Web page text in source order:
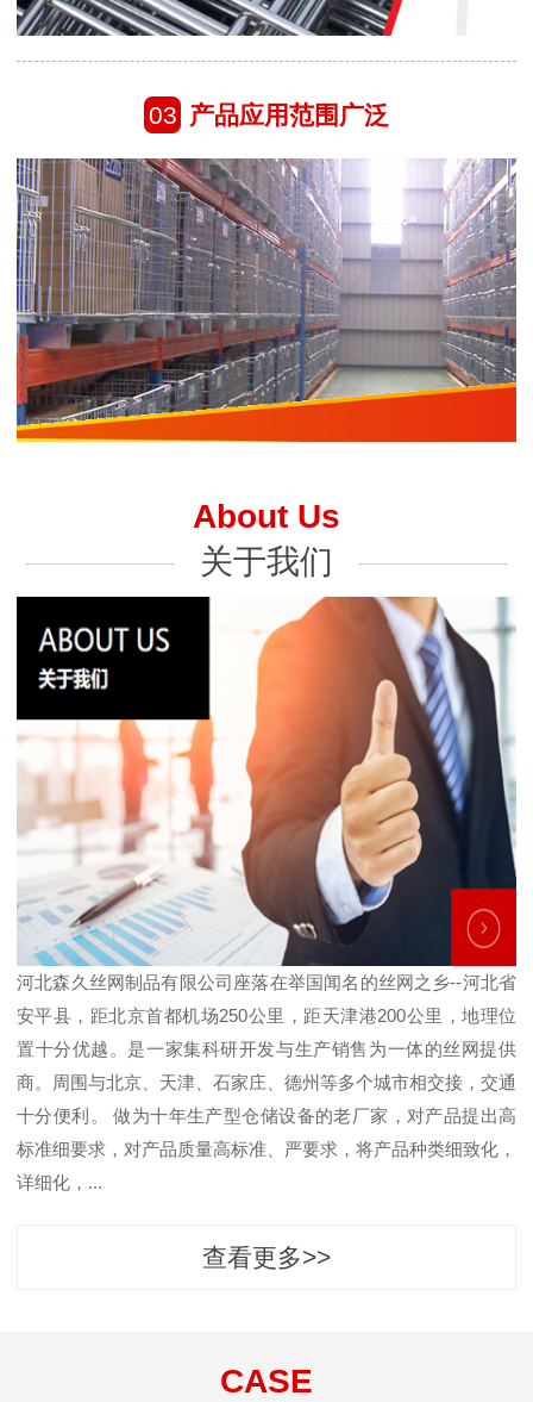
03 产品应用范围广泛
About Us
关于我们
河北森久丝网制品有限公司座落在举国闻名的丝网之乡--河北省
安平县，距北京首都机场250公里，距天津港200公里，地理位
置十分优越。是一家集科研开发与生产销售为一体的丝网提供
商。周围与北京、天津、石家庄、德州等多个城市相交接，交通
十分便利。 做为十年生产型仓储设备的老厂家，对产品提出高
标准细要求，对产品质量高标准、严要求，将产品种类细致化，
详细化，...
查看更多>>
CASE